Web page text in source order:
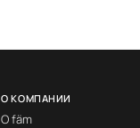
О КОМПАНИИ
О fäm